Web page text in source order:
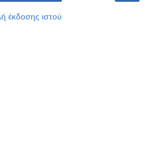
έκδοσης ιστού